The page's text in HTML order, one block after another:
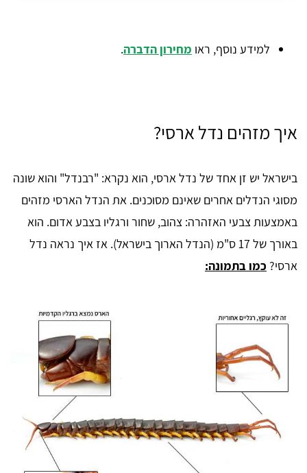
למידע נוסף, ראו מחירון הדברה.
איך מזהים נדל ארסי?
בישראל יש זן אחד של נדל ארסי, הוא נקרא: "רבנדל" והוא שונה
מסוגי הנדלים אחרים שאינם מסוכנים. את הנדל הארסי מזהים
באמצעות צבעי האזהרה: צהוב, שחור ורגליו בצבע אדום. הוא
באורך של 17 ס"מ (הנדל הארוך בישראל). אז איך נראה נדל
ארסי? כמו בתמונה: